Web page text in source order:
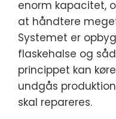
enorm kapacitet,
at håndtere
Systemet er
flaskehalse og
princippet kan
undgås
skal repareres.